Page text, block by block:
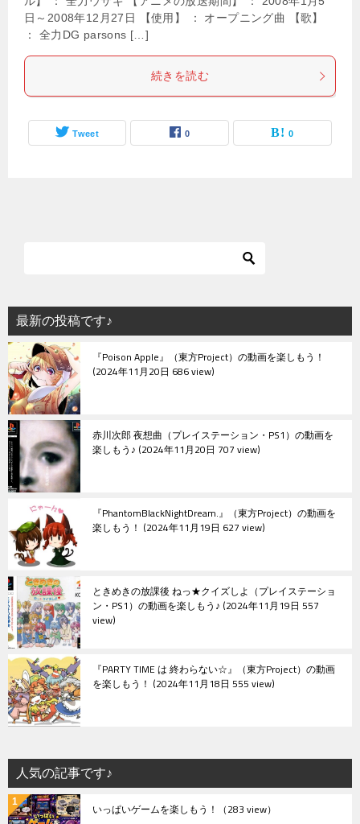
日～2008年12月27日 【使用】 ： オープニング曲 【歌】
： 全力DG parsons […]
続きを読む
Tweet 0 0
最新の投稿です♪
『Poison Apple』（東方Project）の動画を楽しもう！
2024年11月20日 686 view
赤川次郎 夜想曲（プレイステーション・PS1）の動画を
楽しもう♪ 2024年11月20日 707 view
『PhantomBlackNightDream.』（東方Project）の動画を
楽しもう！ 2024年11月19日 627 view
ときめきの放課後 ねっ★クイズしよ（プレイステーショ
ン・PS1）の動画を楽しもう♪ 2024年11月19日 557
view
『PARTY TIME は 終わらない☆』（東方Project）の動画
を楽しもう！ 2024年11月18日 555 view
人気の記事です♪
いっぱいゲームを楽しもう！ （283 view）